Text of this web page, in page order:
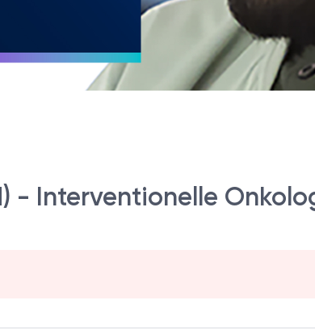
- Interventionelle